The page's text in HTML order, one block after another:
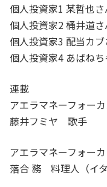
個人投資家1 某哲也さ
個人投資家2 桶井道さ
個人投資家3 配当カブ
個人投資家4 あばねち
連載
アエラマネーフォー
藤井フミヤ 歌手
アエラマネーフォー
落合 務 料理人（イタ